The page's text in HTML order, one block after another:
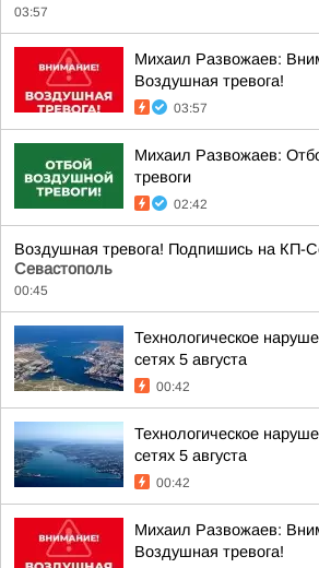
03:57
Михаил Развожаев:
Воздушная тревога!
03:57
Михаил Развожаев:
тревоги
02:42
Воздушная тревога! Подпишись на КП-
Севастополь
00:45
Технологическое
сетях 5 августа
00:42
Технологическое
сетях 5 августа
00:42
Михаил Развожаев:
Воздушная тревога!